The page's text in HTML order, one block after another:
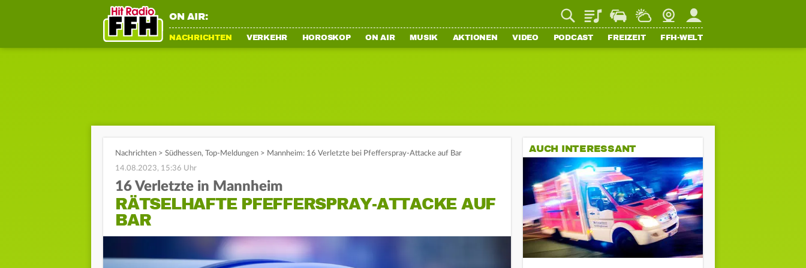
ON AIR: PlaylistStaupilotWetterWebcamMein FFH
NACHRICHTEN VERKEHR HOROSKOP ON AIR MUSIK AKTIONEN VIDEO PODCAST FREIZEIT FFH-WELT
Nachrichten > Südhessen, Top-Meldungen > Mannheim: 16 Verletzte bei Pfefferspray-Attacke auf Bar
14.08.2023, 15:36 Uhr
16 Verletzte in Mannheim
RÄTSELHAFTE PFEFFERSPRAY-ATTACKE AUF
BAR
AUCH INTERESSANT